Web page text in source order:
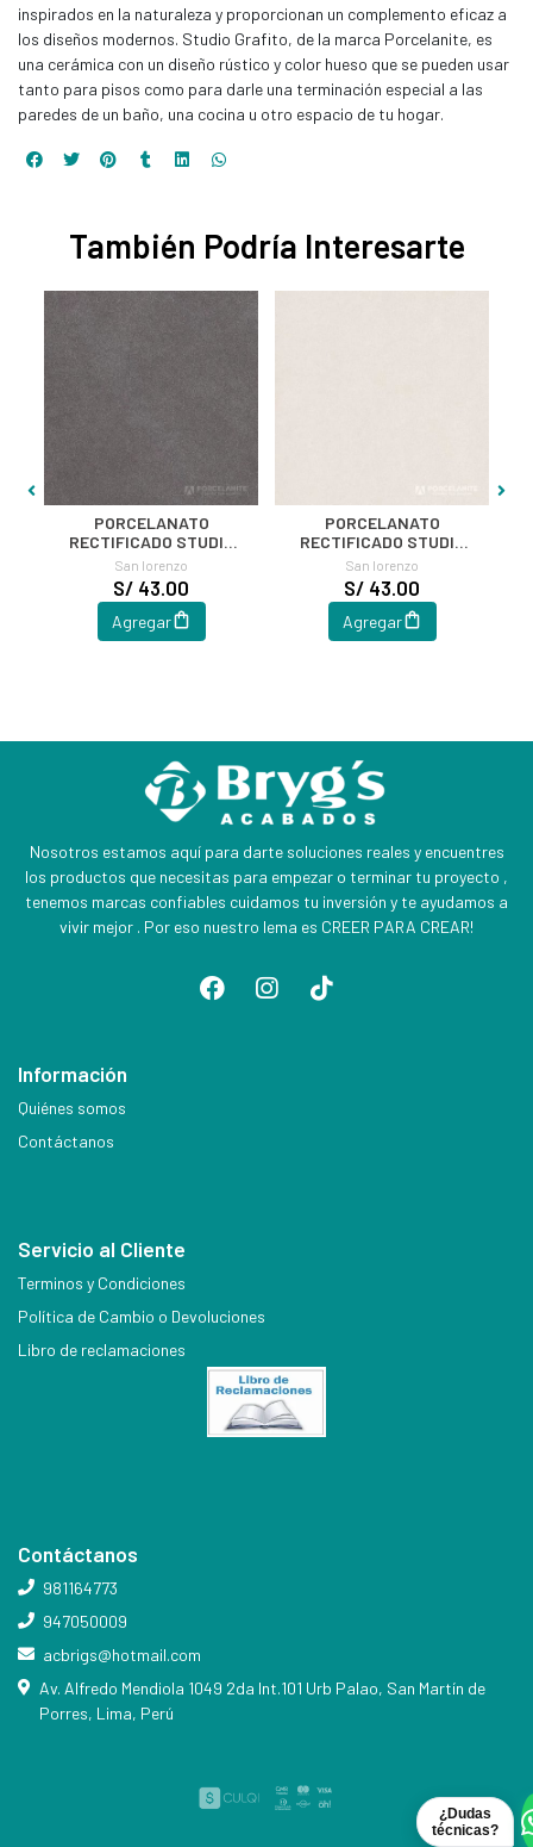
inspirados en la naturaleza y proporcionan un complemento eficaz a
los diseños modernos. Studio Grafito, de la marca Porcelanite, es
una cerámica con un diseño rústico y color hueso que se pueden usar
tanto para pisos como para darle una terminación especial a las
paredes de un baño, una cocina u otro espacio de tu hogar.
También Podría Interesarte
PORCELANATO
RECTIFICADO STUDIO
GRAFITO 60X60
San lorenzo
S/ 43.00
Agregar
PORCELANATO
RECTIFICADO STUDIO
HUESO 60X60
San lorenzo
S/ 43.00
Agregar
Nosotros estamos aquí para darte soluciones reales y encuentres
los productos que necesitas para empezar o terminar tu proyecto ,
tenemos marcas confiables cuidamos tu inversión y te ayudamos a
vivir mejor . Por eso nuestro lema es CREER PARA CREAR!
¿Dudas
técnicas?
Información
Quiénes somos
Contáctanos
Servicio al Cliente
Terminos y Condiciones
Política de Cambio o Devoluciones
Libro de reclamaciones
Contáctanos
981164773
947050009
acbrigs@hotmail.com
Av. Alfredo Mendiola 1049 2da Int.101 Urb Palao, San Martín de
Porres, Lima, Perú